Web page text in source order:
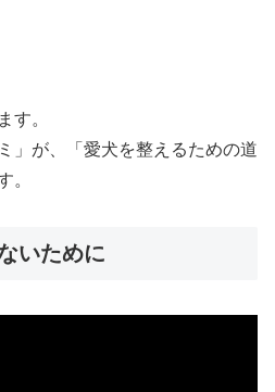
す。
」が、「愛犬を整えるための道
。
いために